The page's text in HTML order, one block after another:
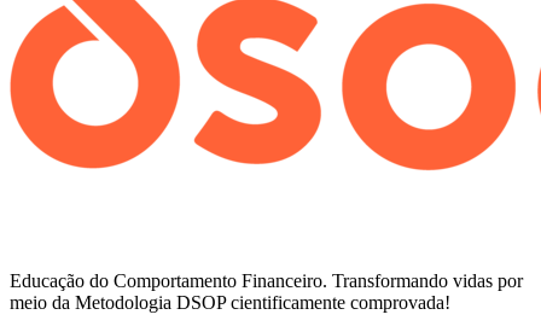
Educação do Comportamento Financeiro. Transformando vidas por
meio da Metodologia DSOP cientificamente comprovada!